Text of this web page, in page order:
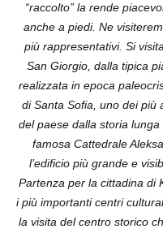
“raccolto” la rende
anche a piedi. Ne
più rappresentativi. Si
San Giorgio, dalla tipica
realizzata in epoca
di Santa Sofia, uno dei più
del paese dalla storia
famosa Cattedrale
l’edificio più grande e
Partenza per la cittadina di
i più importanti centri
la visita del centro storico